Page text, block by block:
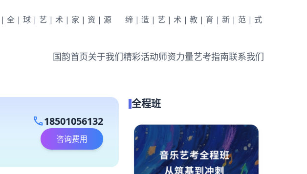
|全|球|艺|术|家|资|源 缔|造|艺|术|教|育|新|范|式
国韵首页关于我们精彩活动师资力量艺考指南联系我们
call18501056132
咨询费用
全程班